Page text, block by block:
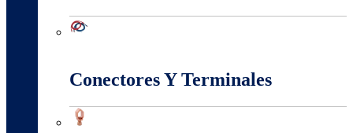
Conectores Y Terminales